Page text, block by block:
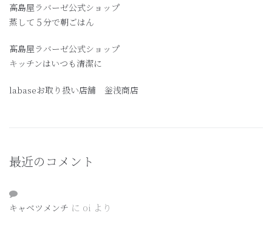
高島屋ラバーゼ公式ショップ
蒸して５分で朝ごはん
髙島屋ラバーゼ公式ショップ
キッチンはいつも清潔に
labaseお取り扱い店舗 釡浅商店
最近のコメント
キャベツメンチ に oi より